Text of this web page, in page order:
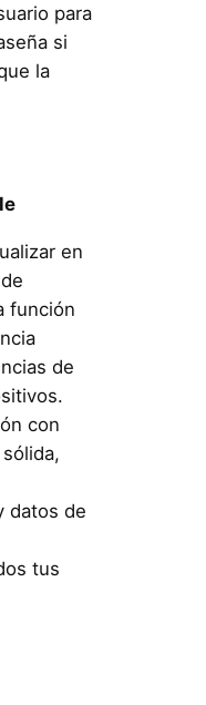
para
si
la
en
función
de
con
datos de
tus